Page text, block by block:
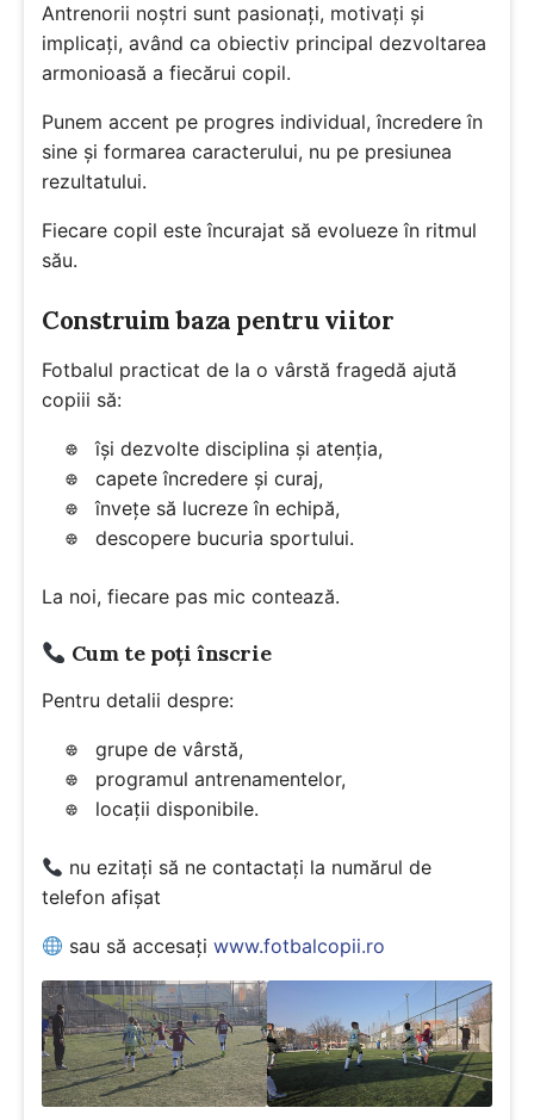
Antrenorii noștri sunt pasionați, motivați și
implicați, având ca obiectiv principal dezvoltarea
armonioasă a fiecărui copil.
Punem accent pe progres individual, încredere în
sine și formarea caracterului, nu pe presiunea
rezultatului.
Fiecare copil este încurajat să evolueze în ritmul
său.
Construim baza pentru viitor
Fotbalul practicat de la o vârstă fragedă ajută
copiii să:
își dezvolte disciplina și atenția,
capete încredere și curaj,
învețe să lucreze în echipă,
descopere bucuria sportului.
La noi, fiecare pas mic contează.
Cum te poți înscrie
Pentru detalii despre:
grupe de vârstă,
programul antrenamentelor,
locații disponibile.
nu ezitați să ne contactați la numărul de
telefon afișat
sau să accesațiwww.fotbalcopii.ro